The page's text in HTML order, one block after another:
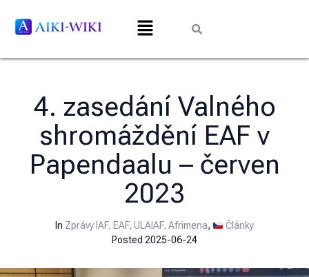
4. zasedání Valného
shromáždění EAF v
Papendaalu – červen
2023
In Zprávy IAF, EAF, ULAIAF, Afrimena,
Články
Posted 2025-06-24